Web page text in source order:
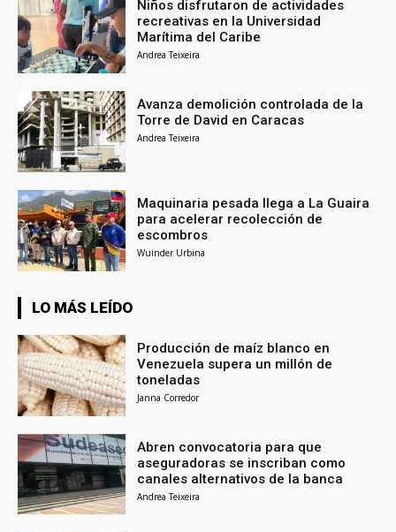
Niños disfrutaron de actividades
recreativas en la Universidad
Marítima del Caribe
Andrea Teixeira
Avanza demolición controlada de la
Torre de David en Caracas
Andrea Teixeira
Maquinaria pesada llega a La Guaira
para acelerar recolección de
escombros
Wuinder Urbina
LO MÁS LEÍDO
Producción de maíz blanco en
Venezuela supera un millón de
toneladas
Janna Corredor
Abren convocatoria para que
aseguradoras se inscriban como
canales alternativos de la banca
Andrea Teixeira